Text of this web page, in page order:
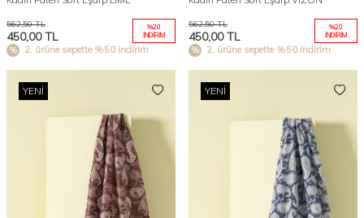
562,50TL
450,00TL
%20
İNDIRIM
2. ürüne sepette %50 indirim
562,50TL
450,00TL
%20
İNDIRIM
2. ürüne sepette %50 indirim
YENI YENI